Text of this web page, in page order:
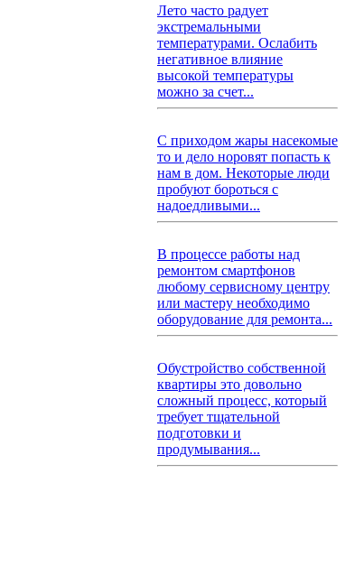
Лето часто радует
экстремальными
температурами. Ослабить
негативное влияние
высокой температуры
можно за счет...
С приходом жары насекомые
то и дело норовят попасть к
нам в дом. Некоторые люди
пробуют бороться с
надоедливыми...
В процессе работы над
ремонтом смартфонов
любому сервисному центру
или мастеру необходимо
оборудование для ремонта...
Обустройство собственной
квартиры это довольно
сложный процесс, который
требует тщательной
подготовки и
продумывания...